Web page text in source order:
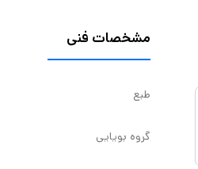
مشخصات فنی
طبع
گروه بویایی